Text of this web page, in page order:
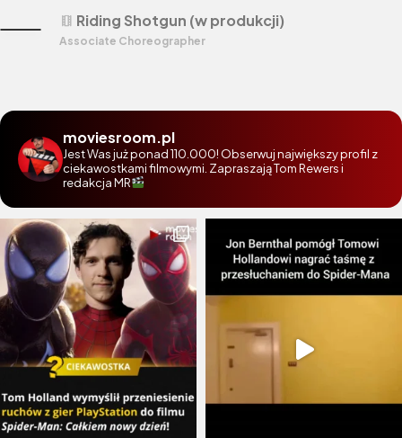
theaters Riding Shotgun (w produkcji)
Associate Choreographer
moviesroom.pl
Jest Was już ponad 110.000! Obserwuj największy profil z
ciekawostkami filmowymi. Zapraszają Tom Rewers i
redakcja MR